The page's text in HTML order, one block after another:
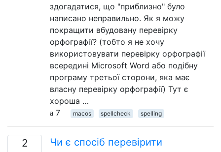
здогадатися, що "приблизно" було
написано неправильно. Як я можу
покращити вбудовану перевірку
орфографії? (тобто я не хочу
використовувати перевірку орфографії
всередині Microsoft Word або подібну
програму третьої сторони, яка має
власну перевірку орфографії) Тут є
хороша …
7
macos spellcheck spelling
2
Чи є спосіб перевірити